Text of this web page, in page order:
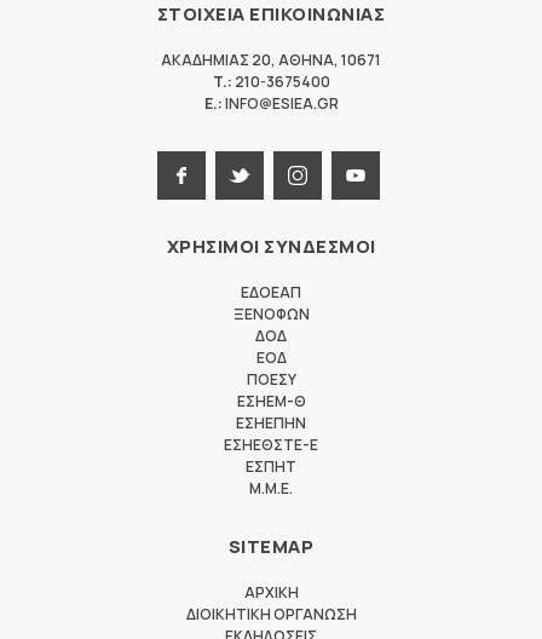
ΣΤΟΙΧΕΙΑ ΕΠΙΚΟΙΝΩΝΙΑΣ
ΑΚΑΔΗΜΙΑΣ 20, ΑΘΗΝΑ, 10671
T.: 210-3675400
E.:INFO@ESIEA.GR
ΧΡΗΣΙΜΟΙ ΣΥΝΔΕΣΜΟΙ
ΕΔΟΕΑΠ
ΞΕΝΟΦΩΝ
ΔΟΔ
ΕΟΔ
ΠΟΕΣΥ
ΕΣΗΕΜ-Θ
ΕΣΗΕΠΗΝ
ΕΣΗΕΘΣΤΕ-Ε
ΕΣΠΗΤ
M.M.E.
SITEMAP
ΑΡΧΙΚΗ
ΔΙΟΙΚΗΤΙΚΗ ΟΡΓΑΝΩΣΗ